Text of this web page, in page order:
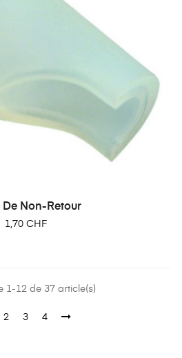
Non-Retour
Prix
1,70 CHF
1-12 de 37 article(s)
2 3 4